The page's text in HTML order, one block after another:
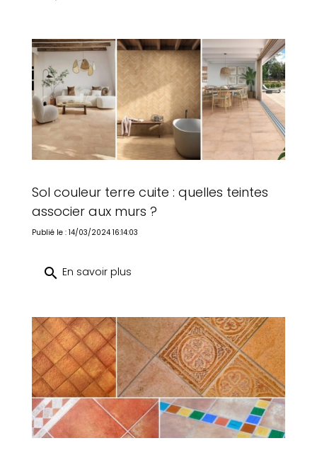
Sol couleur terre cuite : quelles teintes
associer aux murs ?
Publié le : 14/03/2024 16:14:03
search En savoir plus